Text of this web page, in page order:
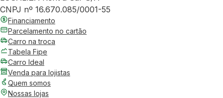
CNPJ nº 16.670.085/0001-55
Financiamento
Parcelamento no cartão
Carro na troca
Tabela Fipe
Carro Ideal
Venda para lojistas
Quem somos
Nossas lojas